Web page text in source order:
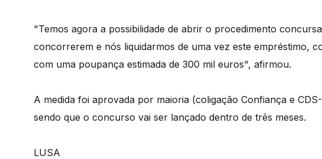
"Temos agora a possibilidade de abrir o procedimento
concorrerem e nós liquidarmos de uma vez este empréstimo,
com uma poupança estimada de 300 mil euros", afirmou.
A medida foi aprovada por maioria (coligação Confiança e
sendo que o concurso vai ser lançado dentro de três meses.
LUSA